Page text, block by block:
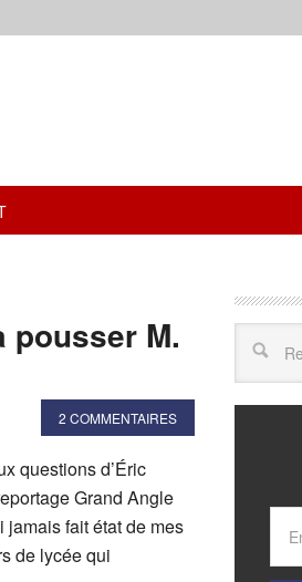
pousser M.
2 COMMENTAIRES
questions d’Éric
Grand Angle
jamais fait état de mes
de lycée qui